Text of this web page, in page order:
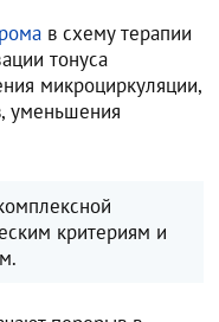
в схему терапии
тонуса
микроциркуляции,
уменьшения
критериям и